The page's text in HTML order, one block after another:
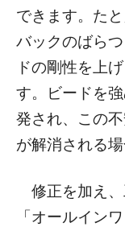
できます。た
バックのばら
ドの剛性を上
す。ビードを
発され、この
が解消される場
修正を加え
「オールイン